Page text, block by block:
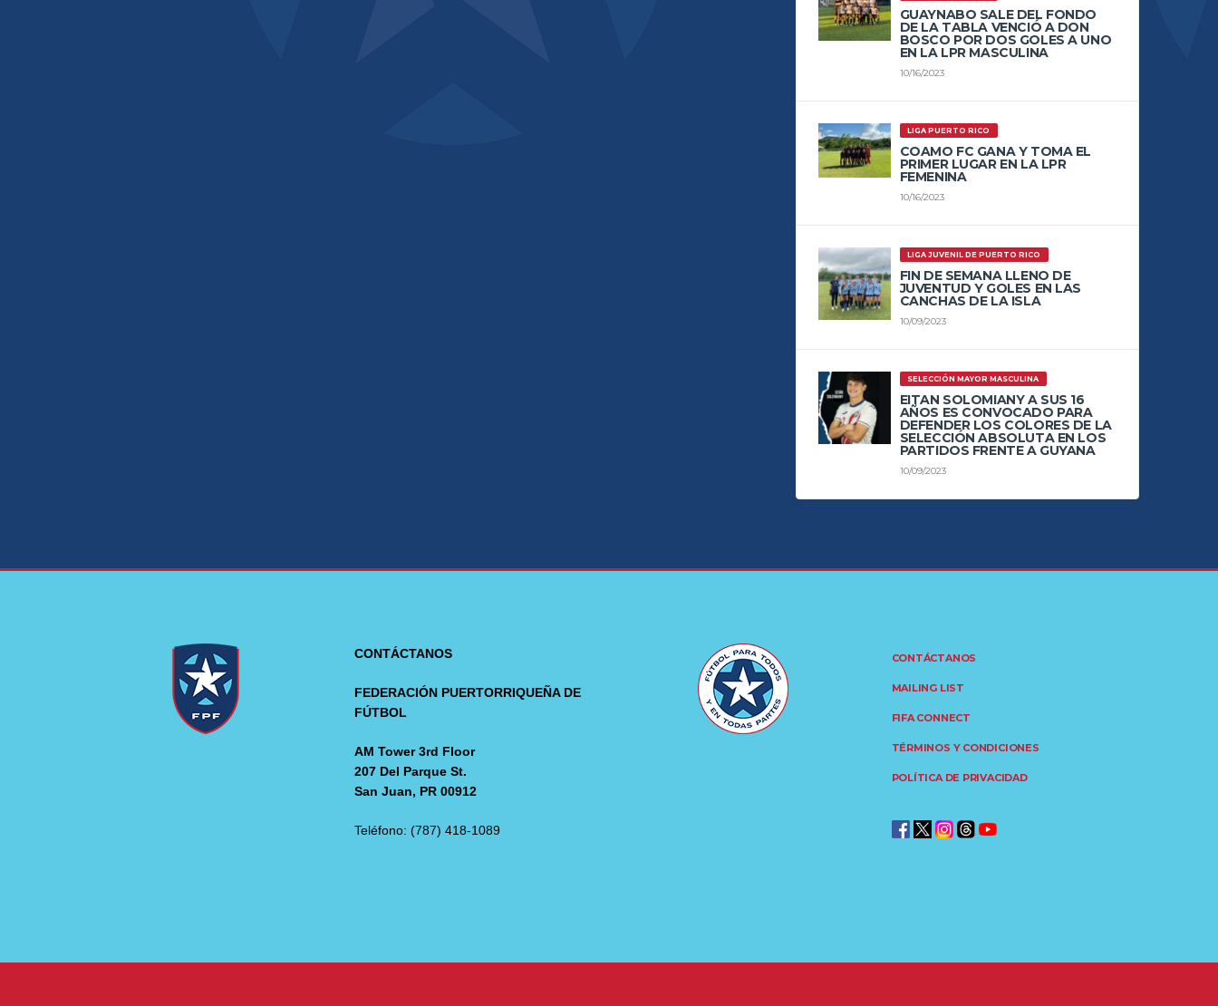
GUAYNABO SALE DEL FONDO
DE LA TABLA VENCIÓ A DON
BOSCO POR DOS GOLES A UNO
EN LA LPR MASCULINA
10/16/2023
LIGA PUERTO RICO
COAMO FC GANA Y TOMA EL
PRIMER LUGAR EN LA LPR
FEMENINA
10/16/2023
LIGA JUVENIL DE PUERTO RICO
FIN DE SEMANA LLENO DE
JUVENTUD Y GOLES EN LAS
CANCHAS DE LA ISLA
10/09/2023
SELECCIÓN MAYOR MASCULINA
EITAN SOLOMIANY A SUS 16
AÑOS ES CONVOCADO PARA
DEFENDER LOS COLORES DE LA
SELECCIÓN ABSOLUTA EN LOS
PARTIDOS FRENTE A GUYANA
10/09/2023
CONTÁCTANOS
FEDERACIÓN PUERTORRIQUEÑA DE
FÚTBOL
AM Tower 3rd Floor
207 Del Parque St.
San Juan, PR 00912
Teléfono: (787) 418-1089
CONTÁCTANOS
MAILING LIST
FIFA CONNECT
TÉRMINOS Y CONDICIONES
POLÍTICA DE PRIVACIDAD